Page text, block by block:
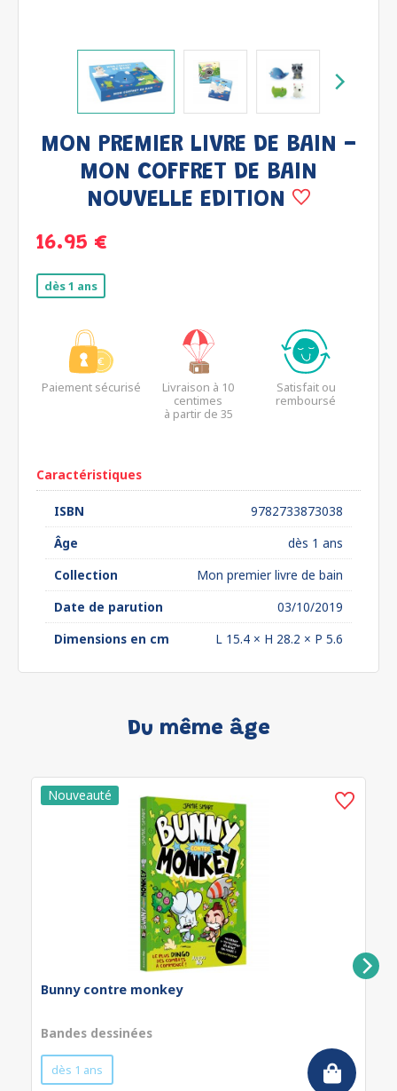
MON PREMIER LIVRE DE BAIN -
MON COFFRET DE BAIN
NOUVELLE EDITION
16.95 €
dès 1 ans
Paiement sécurisé
Livraison à 10
centimes
à partir de 35
Satisfait ou
remboursé
Caractéristiques
ISBN
9782733873038
Âge
dès 1 ans
Collection
Mon premier livre de bain
Date de parution
03/10/2019
Dimensions en cm
L 15.4 × H 28.2 × P 5.6
Du même âge
Bunny contre monkey
Bandes dessinées
dès 1 ans